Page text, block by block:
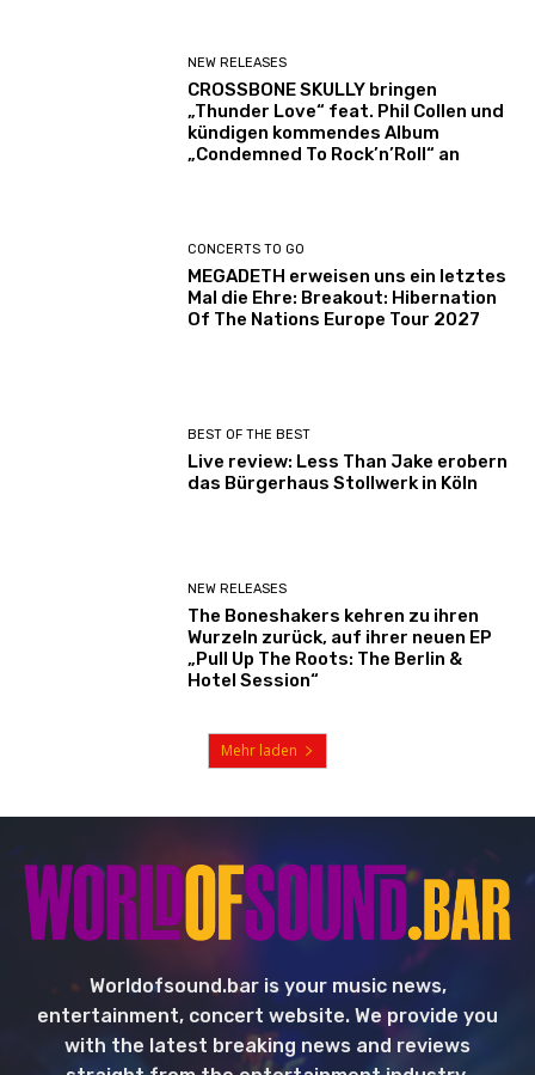
NEW RELEASES
CROSSBONE SKULLY bringen
„Thunder Love“ feat. Phil Collen und
kündigen kommendes Album
„Condemned To Rock’n’Roll“ an
CONCERTS TO GO
MEGADETH erweisen uns ein letztes
Mal die Ehre: Breakout: Hibernation
Of The Nations Europe Tour 2027
BEST OF THE BEST
Live review: Less Than Jake erobern
das Bürgerhaus Stollwerk in Köln
NEW RELEASES
The Boneshakers kehren zu ihren
Wurzeln zurück, auf ihrer neuen EP
„Pull Up The Roots: The Berlin &
Hotel Session“
Mehr laden
Worldofsound.bar is your music news,
entertainment, concert website. We provide you
with the latest breaking news and reviews